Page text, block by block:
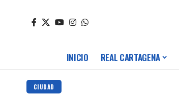
INICIO REAL CARTAGENA
CIUDAD